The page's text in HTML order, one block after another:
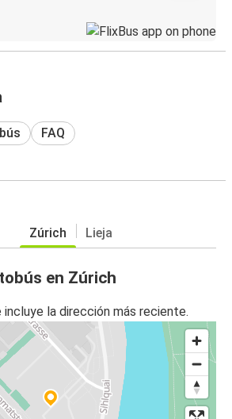
FAQ
Zúrich Lieja
en Zúrich
la dirección más reciente.